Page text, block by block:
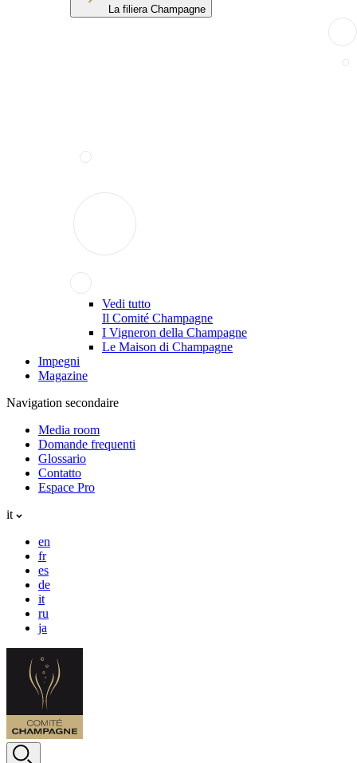
La filiera Champagne
Vedi tutto
Il Comité Champagne
I Vigneron della Champagne
Le Maison di Champagne
Impegni
Magazine
Navigation secondaire
Media room
Domande frequenti
Glossario
Contatto
Espace Pro
it
en
fr
es
de
it
ru
ja